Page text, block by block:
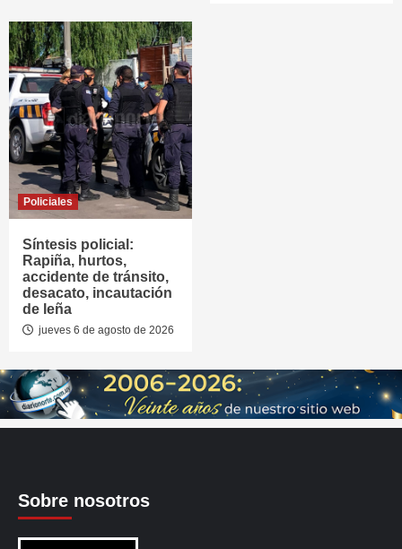
Policiales
Síntesis policial:
Rapiña, hurtos,
accidente de tránsito,
desacato, incautación
de leña
jueves 6 de agosto de 2026
Sobre nosotros